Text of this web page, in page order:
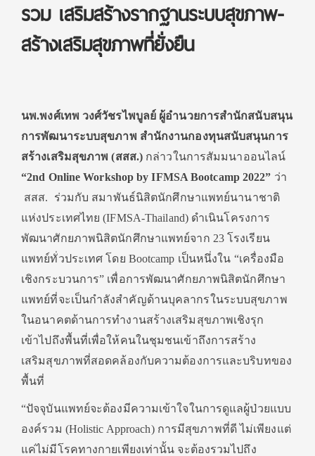
รวม เสริมสร้างรากฐานระบบสุขภาพ-
สร้างเสริมสุขภาพที่ยั่งยืน
นพ.พงศ์เทพ วงศ์วัชรไพบูลย์ ผู้อำนวยการสำนักสนับสนุน
การพัฒนาระบบสุขภาพ สำนักงานกองทุนสนับสนุนการ
สร้างเสริมสุขภาพ (สสส.) กล่าวในการสัมมนาออนไลน์
“2nd Online Workshop by IFMSA Bootcamp 2022” ว่า
สสส. ร่วมกับ สมาพันธ์นิสิตนักศึกษาแพทย์นานาชาติ
แห่งประเทศไทย (IFMSA-Thailand) ดำเนินโครงการ
พัฒนาศักยภาพนิสิตนักศึกษาแพทย์จาก 23 โรงเรียน
แพทย์ทั่วประเทศ โดย Bootcamp เป็นหนึ่งใน “เครื่องมือ
เชิงกระบวนการ” เพื่อการพัฒนาศักยภาพนิสิตนักศึกษา
แพทย์ที่จะเป็นกำลังสำคัญด้านบุคลากรในระบบสุขภาพ
ในอนาคตด้านการทำงานสร้างเสริมสุขภาพเชิงรุก
เข้าไปถึงพื้นที่เพื่อให้คนในชุมชนเข้าถึงการสร้าง
เสริมสุขภาพที่สอดคล้องกับความต้องการและบริบทของ
พื้นที่
“ปัจจุบันแพทย์จะต้องมีความเข้าใจในการดูแลผู้ป่วยแบบ
องค์รวม (Holistic Approach) การมีสุขภาพที่ดี ไม่เพียงแต่
แค่ไม่มีโรคทางกายเพียงเท่านั้น จะต้องรวมไปถึง